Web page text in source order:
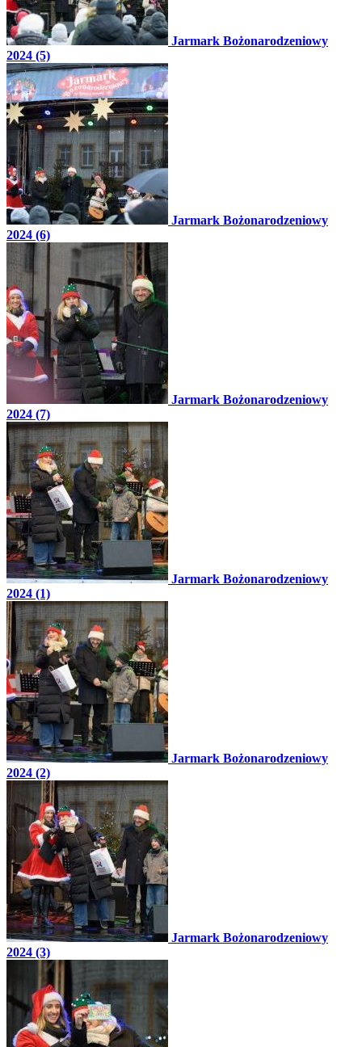
Jarmark Bożonarodzeniowy
2024 (5)
Jarmark Bożonarodzeniowy
2024 (6)
Jarmark Bożonarodzeniowy
2024 (7)
Jarmark Bożonarodzeniowy
2024 (1)
Jarmark Bożonarodzeniowy
2024 (2)
Jarmark Bożonarodzeniowy
2024 (3)